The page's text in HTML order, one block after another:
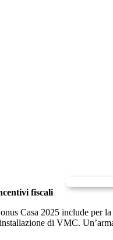
fiscali
Casa 2025 include per
di VMC.